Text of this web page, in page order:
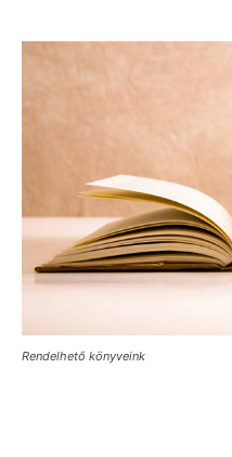
Rendelhető könyveink